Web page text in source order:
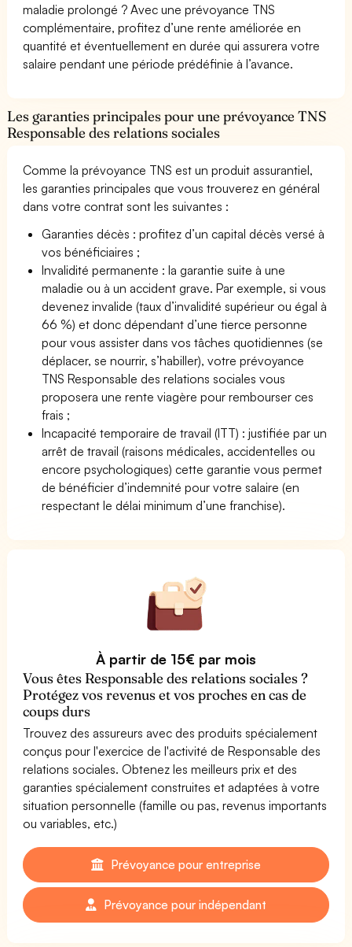
maladie prolongé ? Avec une prévoyance TNS
complémentaire, profitez d’une rente améliorée en
quantité et éventuellement en durée qui assurera votre
salaire pendant une période prédéfinie à l’avance.
Les garanties principales pour une prévoyance TNS
Responsable des relations sociales
Comme la prévoyance TNS est un produit assurantiel,
les garanties principales que vous trouverez en général
dans votre contrat sont les suivantes :
Garanties décès : profitez d’un capital décès versé à
vos bénéficiaires ;
Invalidité permanente : la garantie suite à une
maladie ou à un accident grave. Par exemple, si vous
devenez invalide (taux d’invalidité supérieur ou égal à
66 %) et donc dépendant d’une tierce personne
pour vous assister dans vos tâches quotidiennes (se
déplacer, se nourrir, s’habiller), votre prévoyance
TNS Responsable des relations sociales vous
proposera une rente viagère pour rembourser ces
frais ;
Incapacité temporaire de travail (ITT) : justifiée par un
arrêt de travail (raisons médicales, accidentelles ou
encore psychologiques) cette garantie vous permet
de bénéficier d’indemnité pour votre salaire (en
respectant le délai minimum d’une franchise).
À partir de 15€ par mois
Vous êtes Responsable des relations sociales ?
Protégez vos revenus et vos proches en cas de
coups durs
Trouvez des assureurs avec des produits spécialement
conçus pour l'exercice de l'activité de Responsable des
relations sociales. Obtenez les meilleurs prix et des
garanties spécialement construites et adaptées à votre
situation personnelle (famille ou pas, revenus importants
ou variables, etc.)
Prévoyance pour entreprise
Prévoyance pour indépendant